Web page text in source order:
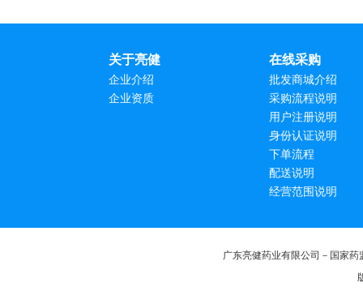
关于亮健
企业介绍
企业资质
在线采购
批发商城介绍
采购流程说明
用户注册说明
身份认证说明
下单流程
配送说明
经营范围说明
广东亮健药业有限公司－国家